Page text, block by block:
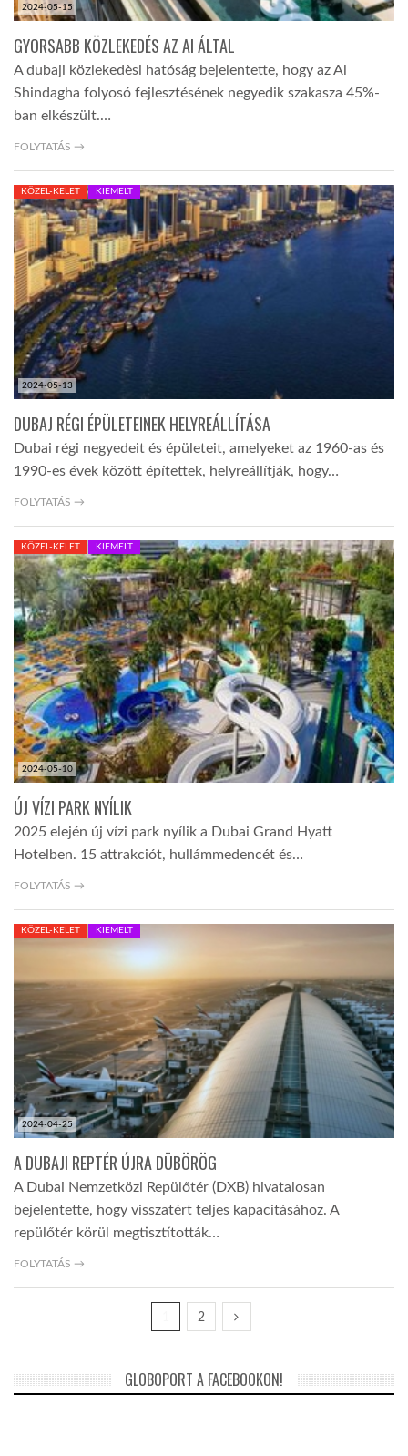
2024-05-15
GYORSABB KÖZLEKEDÉS AZ AI ÁLTAL
A dubaji közlekedèsi hatóság bejelentette, hogy az Al
Shindagha folyosó fejlesztésének negyedik szakasza 45%-
ban elkészült.…
FOLYTATÁS →
2024-05-13
KÖZEL-KELET KIEMELT
DUBAJ RÉGI ÉPÜLETEINEK HELYREÁLLÍTÁSA
Dubai régi negyedeit és épületeit, amelyeket az 1960-as és
1990-es évek között építettek, helyreállítják, hogy…
FOLYTATÁS →
2024-05-10
KÖZEL-KELET KIEMELT
ÚJ VÍZI PARK NYÍLIK
2025 elején új vízi park nyílik a Dubai Grand Hyatt
Hotelben. 15 attrakciót, hullámmedencét és…
FOLYTATÁS →
2024-04-25
KÖZEL-KELET KIEMELT
A DUBAJI REPTÉR ÚJRA DÜBÖRÖG
A Dubai Nemzetközi Repülőtér (DXB) hivatalosan
bejelentette, hogy visszatért teljes kapacitásához. A
repülőtér körül megtisztították…
FOLYTATÁS →
2
GLOBOPORT A FACEBOOKON!